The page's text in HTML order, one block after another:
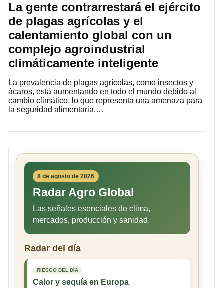
La gente contrarrestará el ejército
de plagas agrícolas y el
calentamiento global con un
complejo agroindustrial
climáticamente inteligente
La prevalencia de plagas agrícolas, como insectos y
ácaros, está aumentando en todo el mundo debido al
cambio climático, lo que representa una amenaza para
la seguridad alimentaria.…
8 de agosto de 2026
Radar Agro Global
Las señales esenciales de clima,
mercados, producción y sanidad.
Radar del día
RIESGO DEL DÍA
Calor y sequía en Europa